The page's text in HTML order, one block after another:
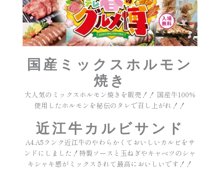
国産ミックスホルモン
焼き
大人気のミックスホルモン焼きを販売！！ 国産牛100％
使用したホルモンを秘伝のタレで召し上がれ！！
近江牛カルビサンド
A4.A5ランク近江牛のやわらかくておいしいカルビをサ
ンドにしました！特製ソースと玉ねぎやキャベツのシャ
キシャキ感がミックスされて最高においしいです！！